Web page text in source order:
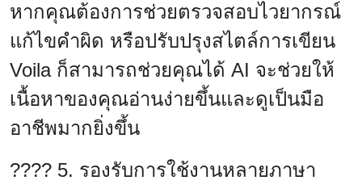
หากคุณต้องการช่วยตรวจสอบไวยากรณ์
แก้ไขคำผิด หรือปรับปรุงสไตล์การเขียน
Voila ก็สามารถช่วยคุณได้ AI จะช่วยให้
เนื้อหาของคุณอ่านง่ายขึ้นและดูเป็นมือ
อาชีพมากยิ่งขึ้น
???? 5. รองรับการใช้งานหลายภาษา